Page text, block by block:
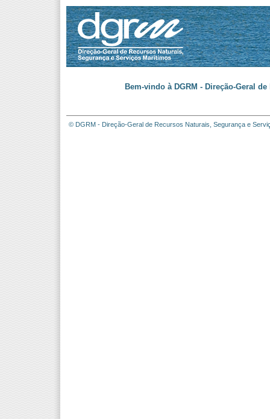
Bem-vindo à DGRM - Direção-Geral
© DGRM - Direção-Geral de Recursos Naturais, Segurança e